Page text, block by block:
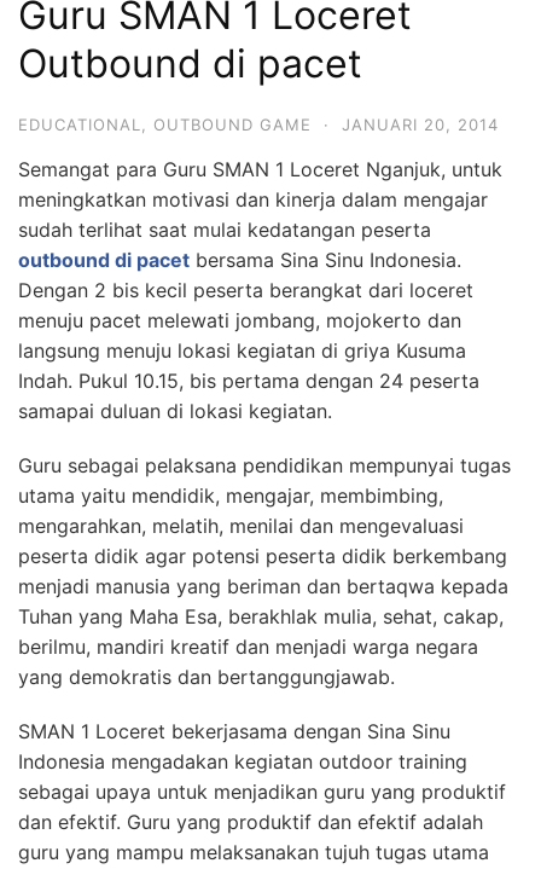
Guru SMAN 1 Loceret
Outbound di pacet
EDUCATIONAL, OUTBOUND GAME · JANUARI 20, 2014
Semangat para Guru SMAN 1 Loceret Nganjuk, untuk
meningkatkan motivasi dan kinerja dalam mengajar
sudah terlihat saat mulai kedatangan peserta
outbound di pacet bersama Sina Sinu Indonesia.
Dengan 2 bis kecil peserta berangkat dari loceret
menuju pacet melewati jombang, mojokerto dan
langsung menuju lokasi kegiatan di griya Kusuma
Indah. Pukul 10.15, bis pertama dengan 24 peserta
samapai duluan di lokasi kegiatan.
Guru sebagai pelaksana pendidikan mempunyai tugas
utama yaitu mendidik, mengajar, membimbing,
mengarahkan, melatih, menilai dan mengevaluasi
peserta didik agar potensi peserta didik berkembang
menjadi manusia yang beriman dan bertaqwa kepada
Tuhan yang Maha Esa, berakhlak mulia, sehat, cakap,
berilmu, mandiri kreatif dan menjadi warga negara
yang demokratis dan bertanggungjawab.
SMAN 1 Loceret bekerjasama dengan Sina Sinu
Indonesia mengadakan kegiatan outdoor training
sebagai upaya untuk menjadikan guru yang produktif
dan efektif. Guru yang produktif dan efektif adalah
guru yang mampu melaksanakan tujuh tugas utama